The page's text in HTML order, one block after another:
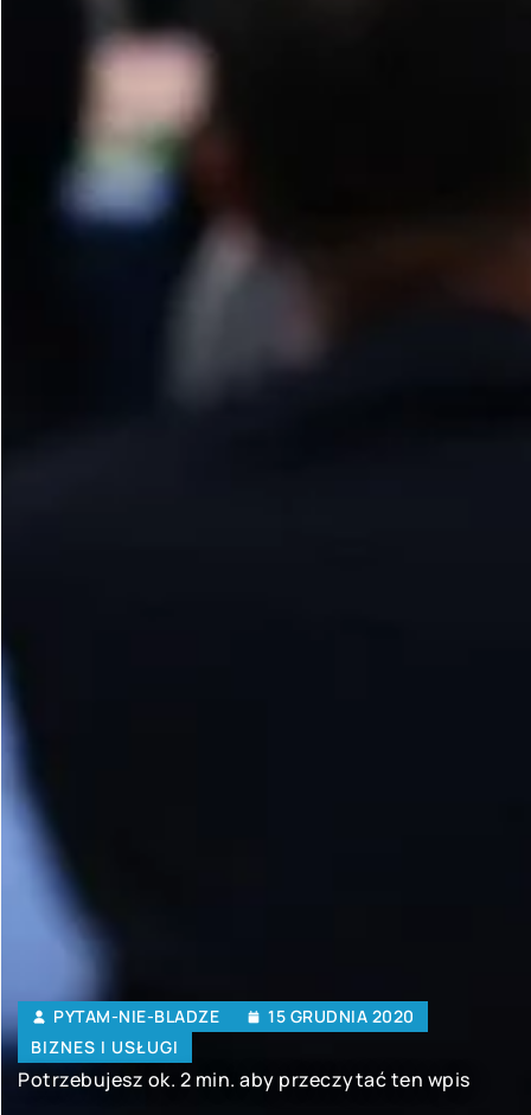
PYTAM-NIE-BLADZE
15 GRUDNIA 2020
BIZNES I USŁUGI
Potrzebujesz ok. 2 min. aby przeczytać ten wpis